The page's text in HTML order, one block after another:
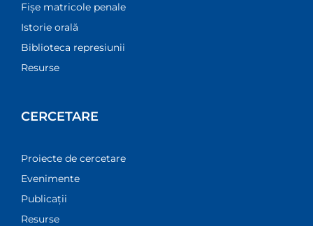
Fișe matricole penale
Istorie orală
Biblioteca represiunii
Resurse
CERCETARE
Proiecte de cercetare
Evenimente
Publicații
Resurse